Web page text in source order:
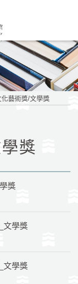
化藝術獎/文學獎
獎
獎
文學獎
文學獎